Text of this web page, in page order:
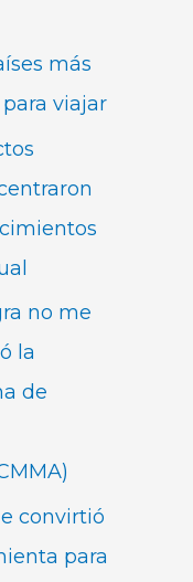
más
viajar
no me
la
de
convirtió
para